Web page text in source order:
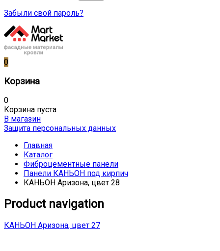
Забыли свой пароль?
0
Корзина
0
Корзина пуста
В магазин
Защита персональных данных
Главная
Каталог
Фиброцементные панели
Панели КАНЬОН под кирпич
КАНЬОН Аризона, цвет 28
Product navigation
КАНЬОН Аризона, цвет 27